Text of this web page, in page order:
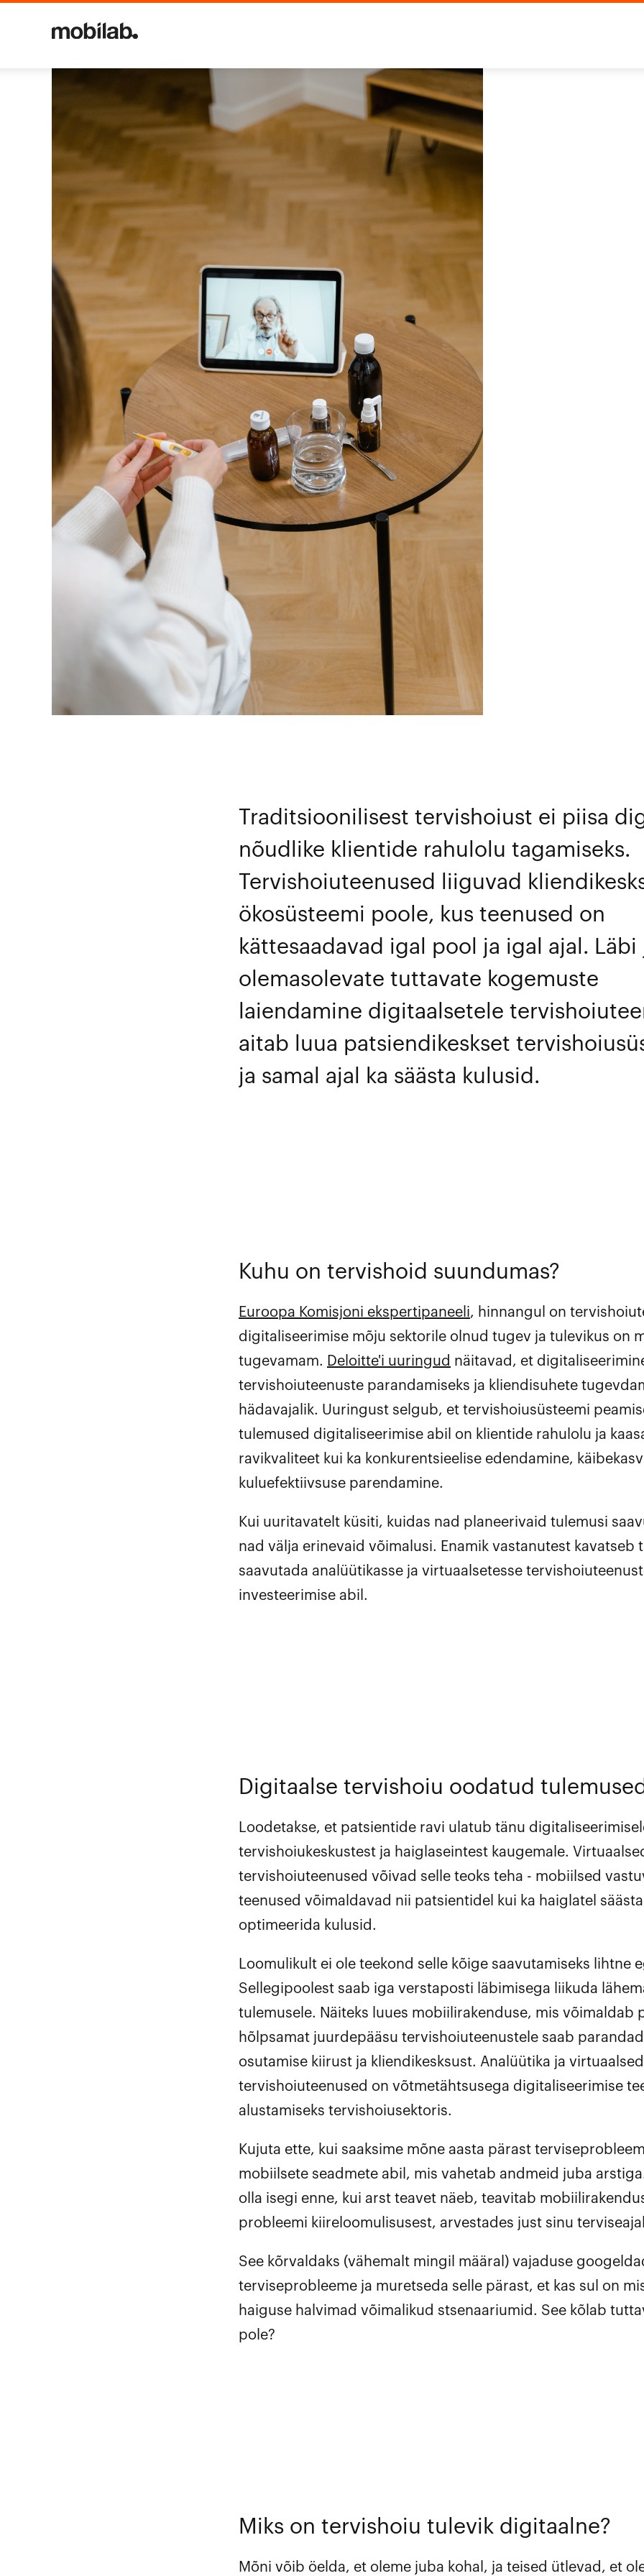
Traditsioonilisest tervishoiust ei piisa
nõudlike klientide rahulolu tagamiseks.
Tervishoiuteenused liiguvad
ökosüsteemi poole, kus teenused on
kättesaadavad igal pool ja igal ajal. Läbi
olemasolevate tuttavate kogemuste
laiendamine digitaalsetele
aitab luua patsiendikeskset
ja samal ajal ka säästa kulusid.
Kuhu on tervishoid suundumas?
Euroopa Komisjoni ekspertipaneeli, hinnangul on
digitaliseerimise mõju sektorile olnud tugev ja tulevikus on
tugevamam. Deloitte'i uuringud näitavad, et
tervishoiuteenuste parandamiseks ja kliendisuhete
hädavajalik. Uuringust selgub, et tervishoiusüsteemi
tulemused digitaliseerimise abil on klientide rahulolu ja
ravikvaliteet kui ka konkurentsieelise edendamine,
kuluefektiivsuse parendamine.
Kui uuritavatelt küsiti, kuidas nad planeerivaid tulemusi
nad välja erinevaid võimalusi. Enamik vastanutest kavatseb
saavutada analüütikasse ja virtuaalsetesse
investeerimise abil.
Digitaalse tervishoiu oodatud tulemused
Loodetakse, et patsientide ravi ulatub tänu
tervishoiukeskustest ja haiglaseintest kaugemale.
tervishoiuteenused võivad selle teoks teha - mobiilsed
teenused võimaldavad nii patsientidel kui ka haiglatel
optimeerida kulusid.
Loomulikult ei ole teekond selle kõige saavutamiseks lihtne
Sellegipoolest saab iga verstaposti läbimisega liikuda
tulemusele. Näiteks luues mobiilirakenduse, mis võimaldab
hõlpsamat juurdepääsu tervishoiuteenustele saab
osutamise kiirust ja kliendikesksust. Analüütika ja virtuaalsed
tervishoiuteenused on võtmetähtsusega digitaliseerimise
alustamiseks tervishoiusektoris.
Kujuta ette, kui saaksime mõne aasta pärast
mobiilsete seadmete abil, mis vahetab andmeid juba
olla isegi enne, kui arst teavet näeb, teavitab
probleemi kiireloomulisusest, arvestades just sinu
See kõrvaldaks (vähemalt mingil määral) vajaduse
terviseprobleeme ja muretseda selle pärast, et kas sul on
haiguse halvimad võimalikud stsenaariumid. See kõlab
pole?
Miks on tervishoiu tulevik digitaalne?
Mõni võib öelda, et oleme juba kohal, ja teised ütlevad, et